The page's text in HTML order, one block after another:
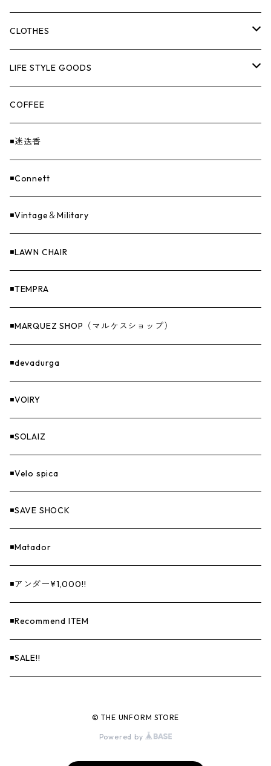
HANGBURGER（ハングバーガー）
EX-GATE（エクスゲート）
Others（その他）
COLLABORATION
UNITIUM.
THE UNFORM STORE オリジナル
ランタン＆ライト
クッカー＆カトラリー
バーナー
焚火
寝具
ファニチャー
収納
ナイフ＆アックス
燃料
GOODS
CLOTHES
TOPS
PANTS
CAP
GOODS
バンダナ＆手ぬぐい
LIFE STYLE GOODS
ステッカー
COFFEE
◾️迷迭香
◾️Connett
◾️Vintage＆Military
◾️LAWN CHAIR
◾️TEMPRA
◾️MARQUEZ SHOP（マルケスショップ）
◾️devadurga
◾️VOIRY
◾️SOLAIZ
◾️Velo spica
◾️SAVE SHOCK
◾️Matador
◾️アンダー¥1,000!!
◾️Recommend ITEM
◾️SALE!!
© THE UNFORM STORE
Powered by